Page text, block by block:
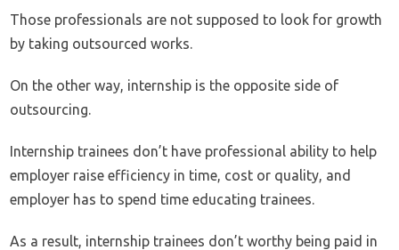
Those professionals are not supposed to look for growth
by taking outsourced works.
On the other way, internship is the opposite side of
outsourcing.
Internship trainees don’t have professional ability to help
employer raise efficiency in time, cost or quality, and
employer has to spend time educating trainees.
As a result, internship trainees don’t worthy being paid in